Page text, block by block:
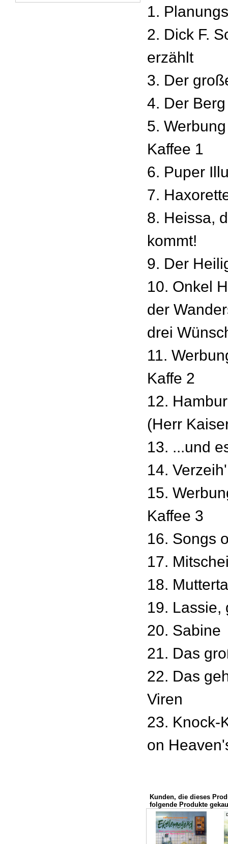
1.
2. Dick F.
erzählt
3. Der
4. Der
5.
Kaffee 1
6. Puper
7.
8. Heissa,
kommt!
9. Der
10. Onkel
der
drei
11.
Kaffe 2
12.
(Herr
13. ...und
14.
15.
Kaffee 3
16. Songs
17.
18.
19. Lassie,
20. Sabine
21. Das
22. Das
Viren
23. Knock-
on
Kunden, die dieses
folgende Produkte